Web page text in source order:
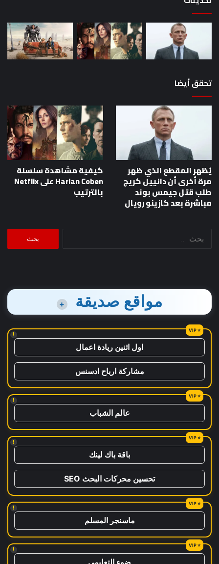
تحقق أيضا
يُظهر المقطع الذي ظهر
مرة أخرى أن دانييل كريج
طلب قتل جيمس بوند
مباشرة بعد كازينو رويال
كيفية مشاهدة سلسلة
Harlan Coben على Netflix
بالترتيب
مواقع صديقة +
!
اول اثنين ريادة اعمال
مشاركة ارباح ادسنس
!
عالم الشباب
!
باقة باك لينك
تحسين محركات البحث SEO
!
ماسنجر المسلم
!
ضوء التعليمي